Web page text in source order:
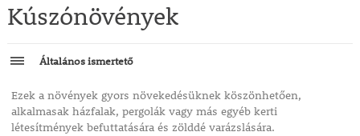
Kúszónövények
Általános ismertető
Ezek a növények gyors növekedésüknek köszönhetően,
alkalmasak házfalak, pergolák vagy más egyéb kerti
létesítmények befuttatására és zölddé varázslására.